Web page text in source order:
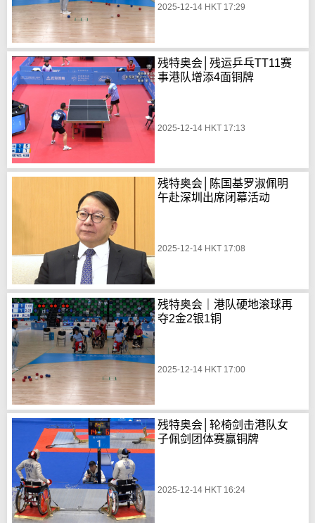
2025-12-14 HKT 17:29
残特奥会│残运乒乓TT11赛
事港队增添4面铜牌
2025-12-14 HKT 17:13
残特奥会│陈国基罗淑佩明
午赴深圳出席闭幕活动
2025-12-14 HKT 17:08
残特奥会｜港队硬地滚球再
夺2金2银1铜
2025-12-14 HKT 17:00
残特奥会│轮椅剑击港队女
子佩剑团体赛赢铜牌
2025-12-14 HKT 16:24